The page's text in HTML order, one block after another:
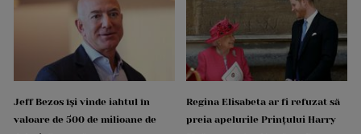
Jeff Bezos își vinde iahtul în
valoare de 500 de milioane de
Regina Elisabeta ar fi refuzat să
preia apelurile Prințului Harry